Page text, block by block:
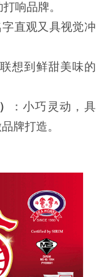
响品牌。
字直观又具视觉冲
联想到鲜甜美味的
）
：小巧灵动，具
牌打造。